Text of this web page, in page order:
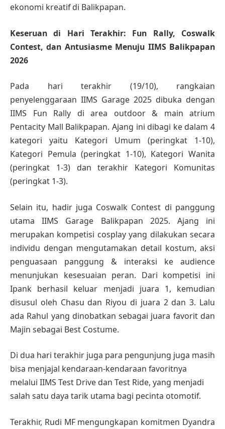
ekonomi kreatif di Balikpapan.
Keseruan di Hari Terakhir: Fun Rally, Coswalk
Contest, dan Antusiasme Menuju IIMS Balikpapan
2026
Pada hari terakhir (19/10), rangkaian
penyelenggaraan IIMS Garage 2025 dibuka dengan
IIMS Fun Rally di area outdoor & main atrium
Pentacity Mall Balikpapan. Ajang ini dibagi ke dalam 4
kategori yaitu Kategori Umum (peringkat 1-10),
Kategori Pemula (peringkat 1-10), Kategori Wanita
(peringkat 1-3) dan terakhir Kategori Komunitas
(peringkat 1-3).
Selain itu, hadir juga Coswalk Contest di panggung
utama IIMS Garage Balikpapan 2025. Ajang ini
merupakan kompetisi cosplay yang dilakukan secara
individu dengan mengutamakan detail kostum, aksi
penguasaan panggung & interaksi ke audience
menunjukan kesesuaian peran. Dari kompetisi ini
Ipank berhasil keluar menjadi juara 1, kemudian
disusul oleh Chasu dan Riyou di juara 2 dan 3. Lalu
ada Rahul yang dinobatkan sebagai juara favorit dan
Majin sebagai Best Costume.
Di dua hari terakhir juga para pengunjung juga masih
bisa menjajal kendaraan-kendaraan favoritnya
melalui IIMS Test Drive dan Test Ride, yang menjadi
salah satu daya tarik utama bagi pecinta otomotif.
Terakhir, Rudi MF mengungkapan komitmen Dyandra